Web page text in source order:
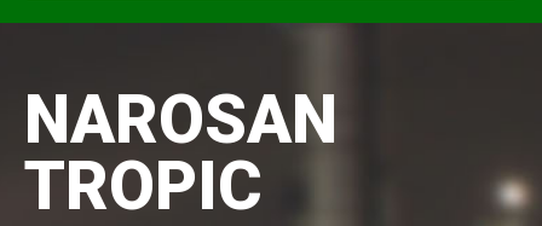
NAROSAN
TROPIC